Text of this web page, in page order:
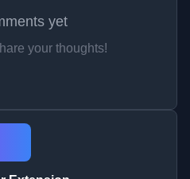
yet
your thoughts!